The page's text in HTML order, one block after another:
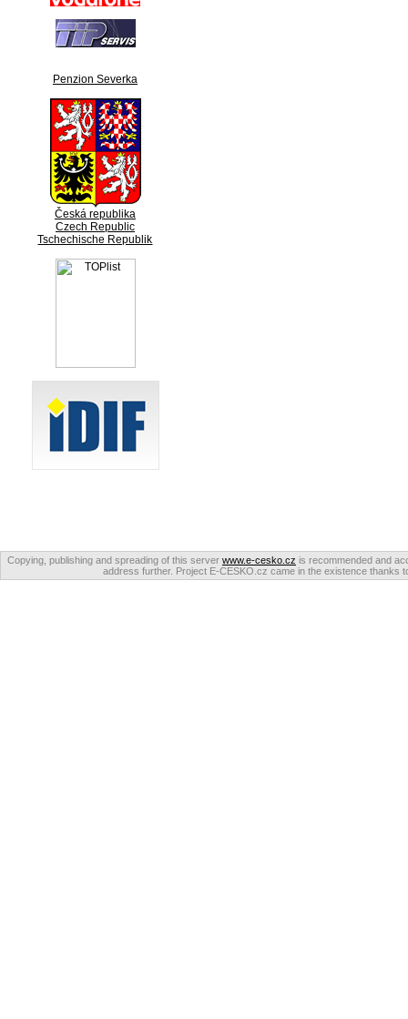
Penzion Severka
Česká republika
Czech Republic
Tschechische Republik
Copying, publishing and spreading of this server www.e-cesko.cz is recommended and
address further. Project E-CESKO.cz came in the existence thanks